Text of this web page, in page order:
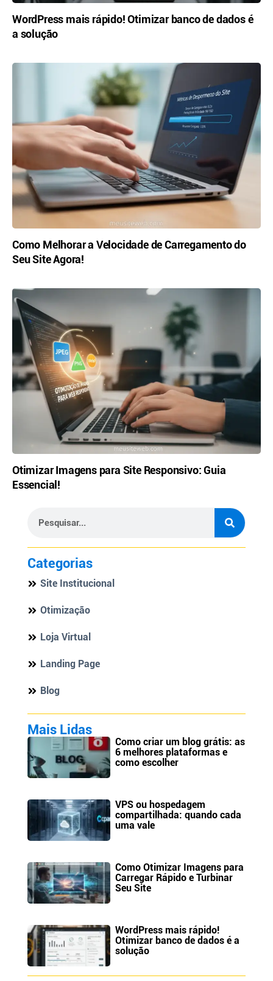
WordPress mais rápido! Otimizar banco de dados é
a solução
Como Melhorar a Velocidade de Carregamento do
Seu Site Agora!
Otimizar Imagens para Site Responsivo: Guia
Essencial!
Categorias
Site Institucional
Otimização
Loja Virtual
Landing Page
Blog
Mais Lidas
Como criar um blog grátis: as
6 melhores plataformas e
como escolher
VPS ou hospedagem
compartilhada: quando cada
uma vale
Como Otimizar Imagens para
Carregar Rápido e Turbinar
Seu Site
WordPress mais rápido!
Otimizar banco de dados é a
solução